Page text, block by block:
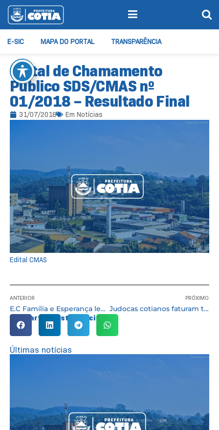
E-SIC MAPA DO PORTAL TRANSPARÊNCIA
Edital de Chamamento
Público SDS/CMAS nº
01/2018 – Resultado Final
31/07/2018 Em Notícias
Edital CMAS
ANTERIOR
E.C Família e Esperança levantam a taça pela 3ª e 4ª divisão do Campeonato de Futebol
PRÓXIMO
Judocas cotianos faturam três medalhas de bronze
Compartilhe esta notícia:
Últimas notícias